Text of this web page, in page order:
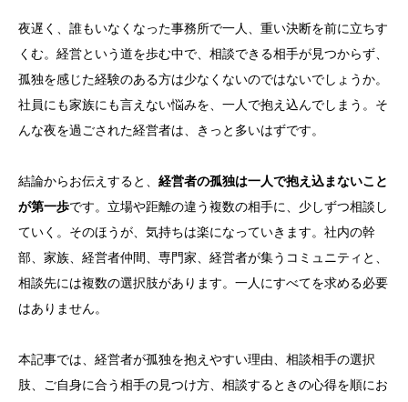
夜遅く、誰もいなくなった事務所で一人、重い決断を前に立ちす
くむ。経営という道を歩む中で、相談できる相手が見つからず、
孤独を感じた経験のある方は少なくないのではないでしょうか。
社員にも家族にも言えない悩みを、一人で抱え込んでしまう。そ
んな夜を過ごされた経営者は、きっと多いはずです。
結論からお伝えすると、 経営者の孤独は一人で抱え込まないこと
が第一歩です。立場や距離の違う複数の相手に、少しずつ相談し
ていく。そのほうが、気持ちは楽になっていきます。社内の幹
部、家族、経営者仲間、専門家、経営者が集うコミュニティと、
相談先には複数の選択肢があります。一人にすべてを求める必要
はありません。
本記事では、経営者が孤独を抱えやすい理由、相談相手の選択
肢、ご自身に合う相手の見つけ方、相談するときの心得を順にお